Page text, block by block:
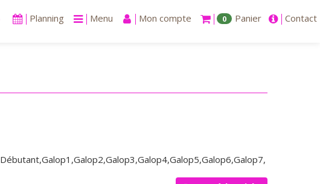
Planning Menu Mon compte 0 Panier Contact
Débutant,Galop1,Galop2,Galop3,Galop4,Galop5,Galop6,Galop7,